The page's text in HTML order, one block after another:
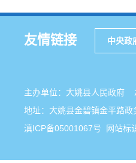
友情链接 中央政
主办单位：大姚县人民政
地址：大姚县金碧镇金平路
滇ICP备05001067号 网站标